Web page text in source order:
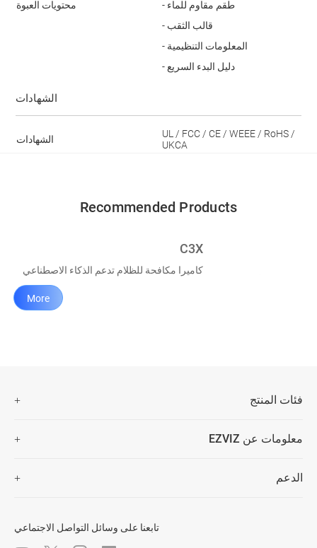
محتويات العبوة
- طقم مقاوم للماء
- قالب الثقب
- المعلومات التنظيمية
- دليل البدء السريع
الشهادات
الشهادات
UL / FCC / CE / WEEE / RoHS /
UKCA
Recommended Products
C3X
كاميرا مكافحة للظلام تدعم الذكاء الاصطناعي
More
فئات المنتج
المنزلة الذكية
معلومات عن EZVIZ
اتصل بنا
الدعم
تابعنا على وسائل التواصل الاجتماعي